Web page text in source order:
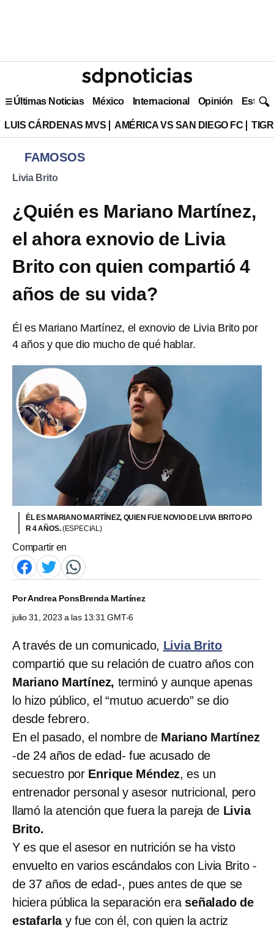
Últimas Noticias México Internacional Opinión Estilo
LUIS CÁRDENAS MVS AMÉRICA VS SAN DIEGO FC
FAMOSOS
Livia Brito
¿Quién es Mariano Martínez,
el ahora exnovio de Livia
Brito con quien compartió 4
años de su vida?
Él es Mariano Martínez, el exnovio de Livia Brito por
4 años y que dio mucho de qué hablar.
ÉL ES MARIANO MARTÍNEZ, QUIEN FUE NOVIO DE LIVIA BRITO PO
R 4 AÑOS.(ESPECIAL)
Compartir en
PorAndrea PonsBrenda Martínez
julio 31, 2023 a las 13:31 GMT-6
A través de un comunicado, Livia Brito
compartió que su relación de cuatro años con
Mariano Martínez, terminó y aunque apenas
lo hizo público, el “mutuo acuerdo” se dio
desde febrero.
En el pasado, el nombre de Mariano Martínez
-de 24 años de edad- fue acusado de
secuestro por Enrique Méndez, es un
entrenador personal y asesor nutricional, pero
llamó la atención que fuera la pareja de Livia
Brito.
Y es que el asesor en nutrición se ha visto
envuelto en varios escándalos con Livia Brito -
de 37 años de edad-, pues antes de que se
hiciera pública la separación era señalado de
estafarla y fue con él, con quien la actriz